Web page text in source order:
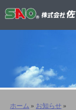
ホーム » お知らせ »